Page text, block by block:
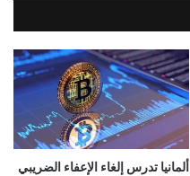
ألمانيا تدرس إلغاء الإعفاء الضريبي